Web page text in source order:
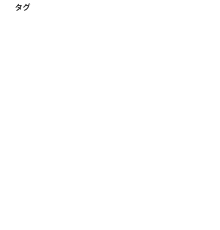
タグ